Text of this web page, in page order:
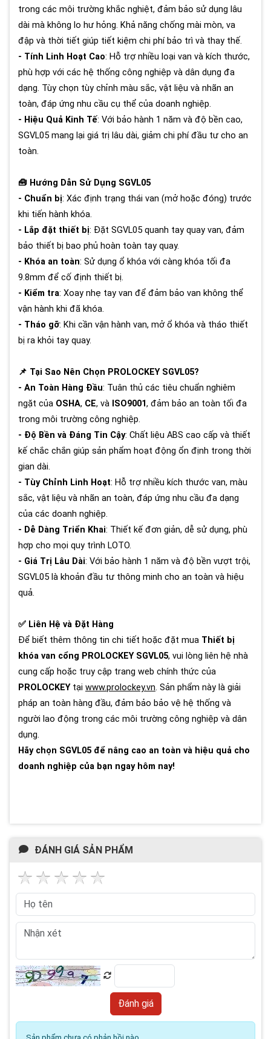
trong các môi trường khắc nghiệt, đảm bảo sử dụng lâu
dài mà không lo hư hỏng. Khả năng chống mài mòn, va
đập và thời tiết giúp tiết kiệm chi phí bảo trì và thay thế.
- Tính Linh Hoạt Cao: Hỗ trợ nhiều loại van và kích thước,
phù hợp với các hệ thống công nghiệp và dân dụng đa
dạng. Tùy chọn tùy chỉnh màu sắc, vật liệu và nhãn an
toàn, đáp ứng nhu cầu cụ thể của doanh nghiệp.
- Hiệu Quả Kinh Tế: Với bảo hành 1 năm và độ bền cao,
SGVL05 mang lại giá trị lâu dài, giảm chi phí đầu tư cho an
toàn.
🧰 Hướng Dẫn Sử Dụng SGVL05
- Chuẩn bị: Xác định trạng thái van (mở hoặc đóng) trước
khi tiến hành khóa.
- Lắp đặt thiết bị: Đặt SGVL05 quanh tay quay van, đảm
bảo thiết bị bao phủ hoàn toàn tay quay.
- Khóa an toàn: Sử dụng ổ khóa với càng khóa tối đa
9.8mm để cố định thiết bị.
- Kiểm tra: Xoay nhẹ tay van để đảm bảo van không thể
vận hành khi đã khóa.
- Tháo gỡ: Khi cần vận hành van, mở ổ khóa và tháo thiết
bị ra khỏi tay quay.
📌 Tại Sao Nên Chọn PROLOCKEY SGVL05?
- An Toàn Hàng Đầu: Tuân thủ các tiêu chuẩn nghiêm
ngặt của OSHA, CE, và ISO9001, đảm bảo an toàn tối đa
trong môi trường công nghiệp.
- Độ Bền và Đáng Tin Cậy: Chất liệu ABS cao cấp và thiết
kế chắc chắn giúp sản phẩm hoạt động ổn định trong thời
gian dài.
- Tùy Chỉnh Linh Hoạt: Hỗ trợ nhiều kích thước van, màu
sắc, vật liệu và nhãn an toàn, đáp ứng nhu cầu đa dạng
của các doanh nghiệp.
- Dễ Dàng Triển Khai: Thiết kế đơn giản, dễ sử dụng, phù
hợp cho mọi quy trình LOTO.
- Giá Trị Lâu Dài: Với bảo hành 1 năm và độ bền vượt trội,
SGVL05 là khoản đầu tư thông minh cho an toàn và hiệu
quả.
✅ Liên Hệ và Đặt Hàng
Để biết thêm thông tin chi tiết hoặc đặt mua Thiết bị
khóa van cổng PROLOCKEY SGVL05, vui lòng liên hệ nhà
cung cấp hoặc truy cập trang web chính thức của
PROLOCKEYtại www.prolockey.vn. Sản phẩm này là giải
pháp an toàn hàng đầu, đảm bảo bảo vệ hệ thống và
người lao động trong các môi trường công nghiệp và dân
dụng.
Hãy chọn SGVL05 để nâng cao an toàn và hiệu quả cho
doanh nghiệp của bạn ngay hôm nay!
ĐÁNH GIÁ SẢN PHẨM